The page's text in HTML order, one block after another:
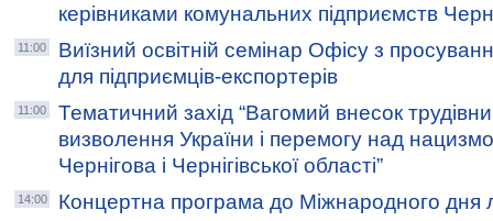
керівниками комунальних підприємств
11:00
Виїзний освітній семінар Офісу з
для підприємців-експортерів
11:00
Тематичний захід “Вагомий внесок
визволення України і перемогу над
Чернігова і Чернігівської області”
14:00 Концертна програма до Міжнародного дня